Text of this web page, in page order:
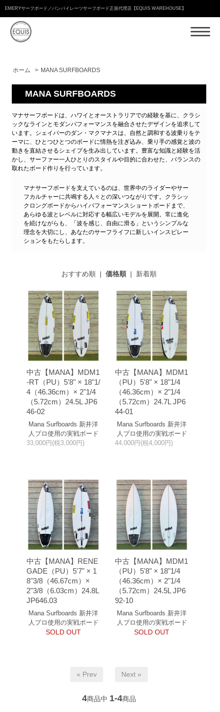
EMERYサーフボード／バンパイレーツサーフボード正規代理店【EQUIS WAREHOUSE】
ホーム > MANA SURFBOARDS
MANA SURFBOARDS
マナサーフボードは、ハワイとオーストラリアでの経験を基に、クラシ
ックなラインとモダンパフォーマンスを融合させたデザインを追求して
います。シェイパーのダン・マクマナスは、自然と調和する波乗りをテ
ーマに、ひとつひとつのボードに情熱を注ぎ込み、乗り手の感覚と波の
動きを直結させるシェイプを生み出しています。豊富な知識と経験を活
かし、サーファー一人ひとりのスタイルや目的に合わせた、バランスの
取れたボード作りを行っています。
マナサーフボードを支えているのは、世界中のライダーやサー
フカルチャーに共鳴する人々との深いつながりです。クラシッ
クロングボードからハイパフォーマンスショートボードまで、
あらゆる波とレベルに対応する幅広いモデルを展開。常に進化
を続けながらも、「波を感じ、自由に滑る」というシンプルな
理念を大切にし、あなたのサーフライフに新しいインスピレー
ションをもたらします。
おすすめ順| 価格順| 新着順
中古【MANA】MDM1
-RT（PU）5'8" × 18"1/
4（46.36cm）× 2"1/4
（5.72cm）24.5L JP6
46-02
Mana Surfboards 新井洋
人プロ使用の実戦ボード
33,000円(税3,000円)
中古【MANA】MDM1
（PU）5'8" × 18"1/4
（46.36cm）× 2"1/4
（5.72cm）24.7L JP6
44-01
Mana Surfboards 新井洋
人プロ使用の実戦ボード
44,000円(税4,000円)
中古【MANA】RENE
GADE（PU）5'7" × 1
8"3/8（46.67cm）×
2"3/8（6.03cm）24.8L
JP646.03
Mana Surfboards 新井洋
人プロ使用の実戦ボード
SOLD OUT
中古【MANA】MDM1
（PU）5'8" × 18"1/4
（46.36cm）× 2"1/4
（5.72cm）24.5L JP6
92-10
Mana Surfboards 新井洋
人プロ使用の実戦ボード
SOLD OUT
« Prev Next »
4商品中 1-4商品